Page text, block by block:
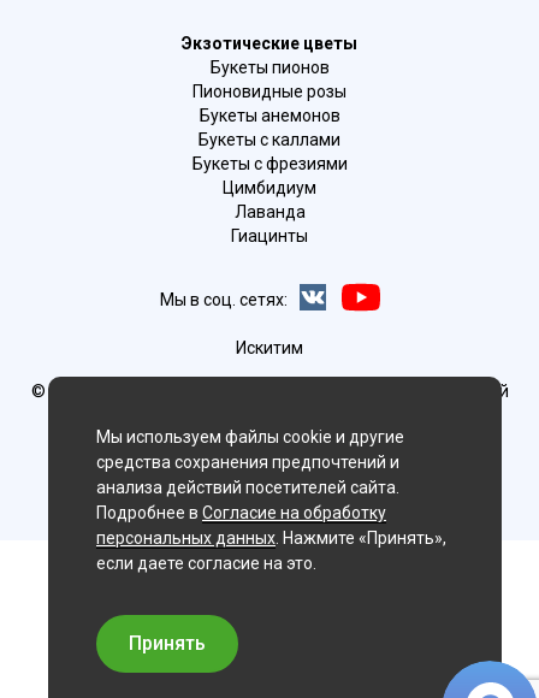
Экзотические цветы
Букеты пионов
Пионовидные розы
Букеты анемонов
Букеты с каллами
Букеты с фрезиями
Цимбидиум
Лаванда
Гиацинты
Мы в соц. сетях:
Искитим
© Delaflor - доставка цветов, 2012-2026
ИП Рыжков Евгений
ИНН 540409481687 ОГРН 325547600130383
Мы используем файлы cookie и другие
средства сохранения предпочтений и
анализа действий посетителей сайта.
Подробнее в Согласие на обработку
персональных данных . Нажмите «Принять»,
если даете согласие на это.
Принять